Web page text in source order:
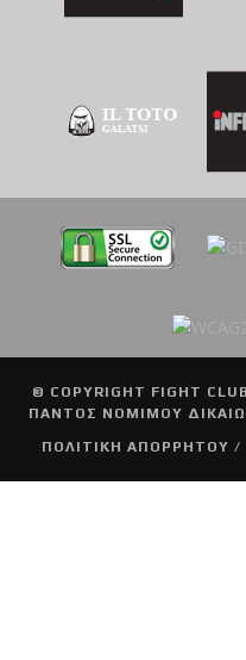
© COPYRIGHT FIGHT
ΠΑΝΤΟΣ ΝΟΜΙΜΟΥ
ΠΟΛΙΤΙΚΗ ΑΠΟΡΡΗΤΟΥ /